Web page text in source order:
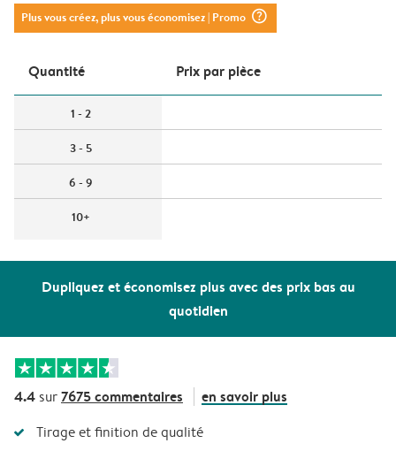
Dupliquez et économisez plus avec des prix bas au
quotidien
Plus vous créez, plus vous économisez| Promo question_mark_circle
Quantité Prix ​​par pièce
1 - 2
3 - 5
6 - 9
10+
4.4 sur7675 commentaires en savoir plus
Tirage et finition de qualité